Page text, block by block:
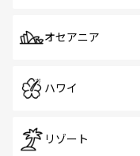
オセアニア
ハワイ
リゾート